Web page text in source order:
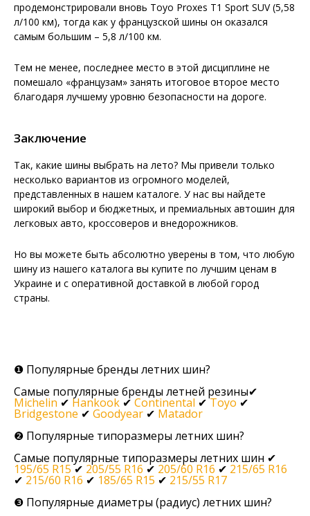
продемонстрировали вновь Toyo Proxes T1 Sport SUV (5,58
л/100 км), тогда как у французской шины он оказался
самым большим – 5,8 л/100 км.
Тем не менее, последнее место в этой дисциплине не
помешало «французам» занять итоговое второе место
благодаря лучшему уровню безопасности на дороге.
Заключение
Так, какие шины выбрать на лето? Мы привели только
несколько вариантов из огромного моделей,
представленных в нашем каталоге. У нас вы найдете
широкий выбор и бюджетных, и премиальных автошин для
легковых авто, кроссоверов и внедорожников.
Но вы можете быть абсолютно уверены в том, что любую
шину из нашего каталога вы купите по лучшим ценам в
Украине и с оперативной доставкой в любой город
страны.
❶ Популярные бренды летних шин?
Самые популярные бренды летней резины✔
Michelin ✔ Hankook ✔ Continental ✔Toyo ✔
Bridgestone ✔ Goodyear ✔ Matador
❷ Популярные типоразмеры летних шин?
Самые популярные типоразмеры летних шин ✔
195/65 R15✔ 205/55 R16 ✔ 205/60 R16 ✔ 215/65 R16
✔ 215/60 R16 ✔ 185/65 R15 ✔ 215/55 R17
❸ Популярные диаметры (радиус) летних шин?